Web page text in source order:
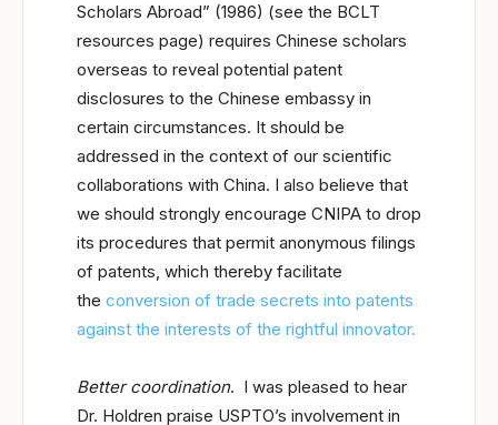
Scholars Abroad” (1986) (see the BCLT
resources page) requires Chinese scholars
overseas to reveal potential patent
disclosures to the Chinese embassy in
certain circumstances. It should be
addressed in the context of our scientific
collaborations with China. I also believe that
we should strongly encourage CNIPA to drop
its procedures that permit anonymous filings
of patents, which thereby facilitate
the conversion of trade secrets into patents
against the interests of the rightful innovator.
Better coordination. I was pleased to hear
Dr. Holdren praise USPTO’s involvement in